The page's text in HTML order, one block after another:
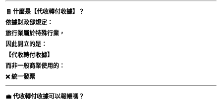
🧾 什麼是【代收轉付收據】？
依據財政部規定：
旅行業屬於特殊行業，
因此開立的是：
【代收轉付收據】
而非一般商業使用的：
❌ 統一發票
💼 代收轉付收據可以報帳嗎？